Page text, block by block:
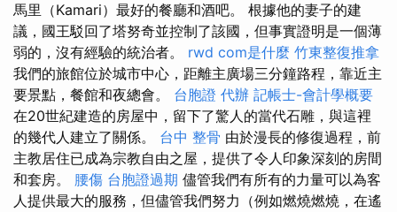
馬里（Kamari）最好的餐廳和酒吧。 根據他的妻子的建
議，國王駁回了塔努奇並控制了該國，但事實證明是一個薄
弱的，沒有經驗的統治者。 rwd com是什麼 竹東整復推拿
我們的旅館位於城市中心，距離主廣場三分鐘路程，靠近主
要景點，餐館和夜總會。 台胞證 代辦 記帳士-會計學概要
在20世紀建造的房屋中，留下了驚人的當代石雕，與這裡
的幾代人建立了關係。 台中 整骨 由於漫長的修復過程，前
主教居住已成為宗教自由之屋，提供了令人印象深刻的房間
和套房。 腰傷 台胞證過期 儘管我們有所​​有的力量可以為客
人提供最大的服務，但儘管我們努力（例如燃燒燃燒，在遙